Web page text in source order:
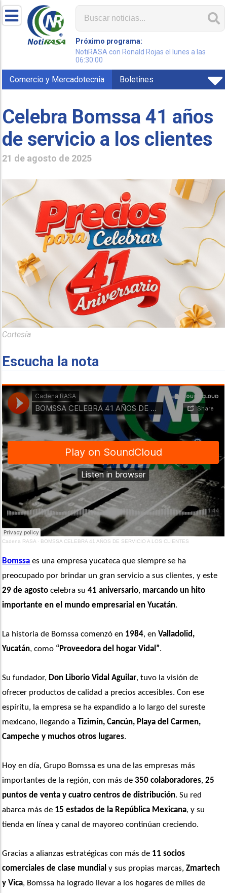
Próximo programa:
NotiRASA con Ronald Rojas el lunes a las
06:30:00
Comercio y Mercadotecnia Boletines
Celebra Bomssa 41 años
de servicio a los clientes
21 de agosto de 2025
Cortesía
Escucha la nota
Cadena RASA · BOMSSA CELEBRA 41 AÑOS DE SERVICIO A LOS CLIENTES
Bomssa es una empresa yucateca que siempre se ha
29 de agosto celebra su 41 aniversario, marcando un hito
importante en el mundo empresarial en Yucatán.
La historia de Bomssa comenzó en 1984, en Valladolid,
Yucatán, como “Proveedora del hogar Vidal”.
Su fundador, Don Liborio Vidal Aguilar, tuvo la visión de
ofrecer productos de calidad a precios accesibles. Con ese
espíritu, la empresa se ha expandido a lo largo del sureste
mexicano, llegando a Tizimín, Cancún, Playa del Carmen,
Campeche y muchos otros lugares.
Hoy en día, Grupo Bomssa es una de las empresas más
importantes de la región, con más de 350 colaboradores, 25
puntos de venta y cuatro centros de distribución. Su red
abarca más de 15 estados de la República Mexicana, y su
tienda en línea y canal de mayoreo continúan creciendo.
Gracias a alianzas estratégicas con más de 11 socios
comerciales de clase mundial y sus propias marcas, Zmartech
y Vica, Bomssa ha logrado llevar a los hogares de miles de